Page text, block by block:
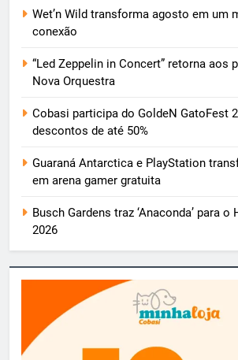
Wet’n Wild transforma agosto em um
conexão
“Led Zeppelin in Concert” retorna aos
Nova Orquestra
Cobasi participa do GoldeN GatoFest
descontos de até 50%
Guaraná Antarctica e PlayStation
em arena gamer gratuita
Busch Gardens traz ‘Anaconda’ para o
2026